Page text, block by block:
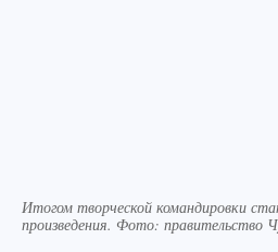
Итогом творческой командировки
произведения. Фото: правительство